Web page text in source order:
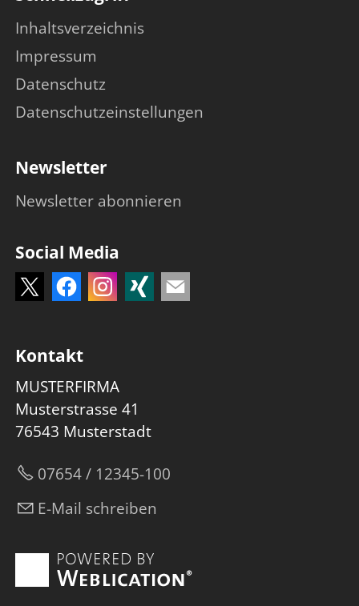
Inhaltsverzeichnis
Impressum
Datenschutz
Datenschutzeinstellungen
Newsletter
Newsletter abonnieren
Social Media
Kontakt
MUSTERFIRMA
Musterstrasse 41
76543 Musterstadt
07654 / 12345-100
E-Mail schreiben